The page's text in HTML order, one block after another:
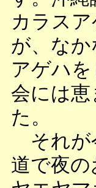
カラス
が、な
アゲハ
会には恵
た。
それが
道で夜の